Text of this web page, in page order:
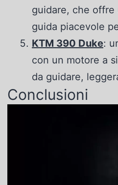
guidare, che offre
guida piacevole
KTM 390 Duke:
con un motore a
da guidare,
Conclusioni